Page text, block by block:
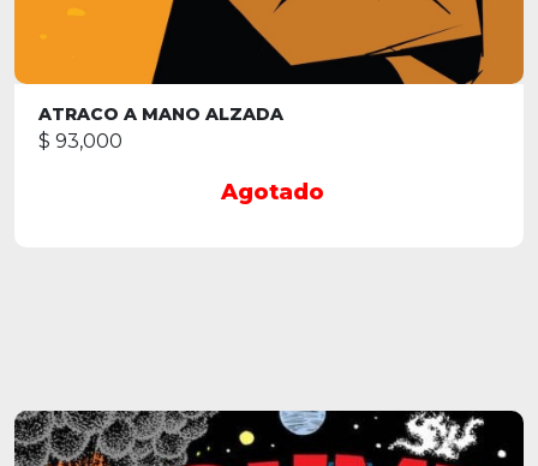
ATRACO A MANO ALZADA
$ 93,000
Agotado